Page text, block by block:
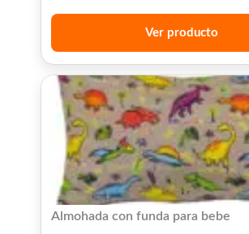
Ver producto
Almohada con funda para bebe